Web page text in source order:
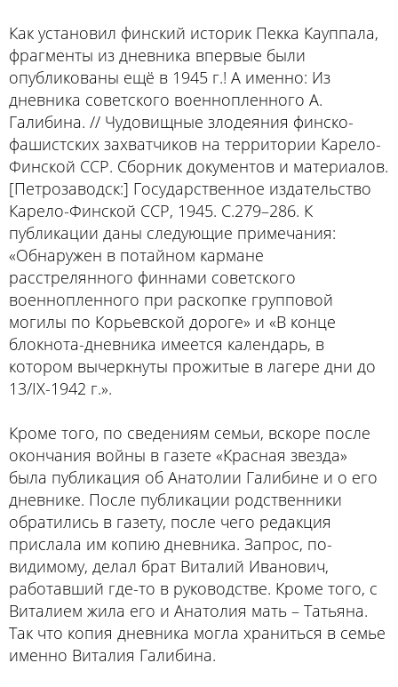
Как установил финский историк Пекка Кауппала,
фрагменты из дневника впервые были
опубликованы ещё в 1945 г.! А именно: Из
дневника советского военнопленного А.
Галибина. // Чудовищные злодеяния финско-
фашистских захватчиков на территории Карело-
Финской ССР. Сборник документов и материалов.
[Петрозаводск:] Государственное издательство
Карело-Финской ССР, 1945. С.279–286. К
публикации даны следующие примечания:
«Обнаружен в потайном кармане
расстрелянного финнами советского
военнопленного при раскопке групповой
могилы по Корьевской дороге» и «В конце
блокнота-дневника имеется календарь, в
котором вычеркнуты прожитые в лагере дни до
13/IX-1942 г.».
Кроме того, по сведениям семьи, вскоре после
окончания войны в газете «Красная звезда»
была публикация об Анатолии Галибине и о его
дневнике. После публикации родственники
обратились в газету, после чего редакция
прислала им копию дневника. Запрос, по-
видимому, делал брат Виталий Иванович,
работавший где-то в руководстве. Кроме того, с
Виталием жила его и Анатолия мать – Татьяна.
Так что копия дневника могла храниться в семье
именно Виталия Галибина.